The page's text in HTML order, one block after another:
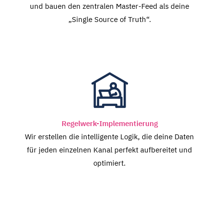
und bauen den zentralen Master-Feed als deine
„Single Source of Truth“.
Regelwerk-Implementierung
Wir erstellen die intelligente Logik, die deine Daten
für jeden einzelnen Kanal perfekt aufbereitet und
optimiert.